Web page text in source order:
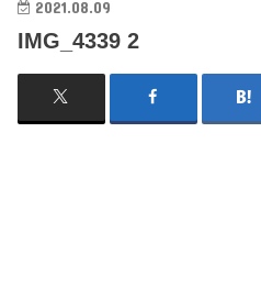
2021.08.09
IMG_4339 2